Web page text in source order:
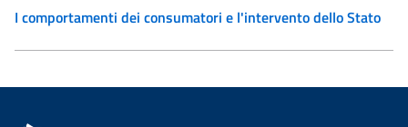
I comportamenti dei consumatori e l'intervento dello Stato